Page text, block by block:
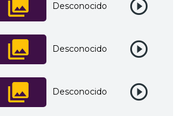
Desconocido
Desconocido
Desconocido